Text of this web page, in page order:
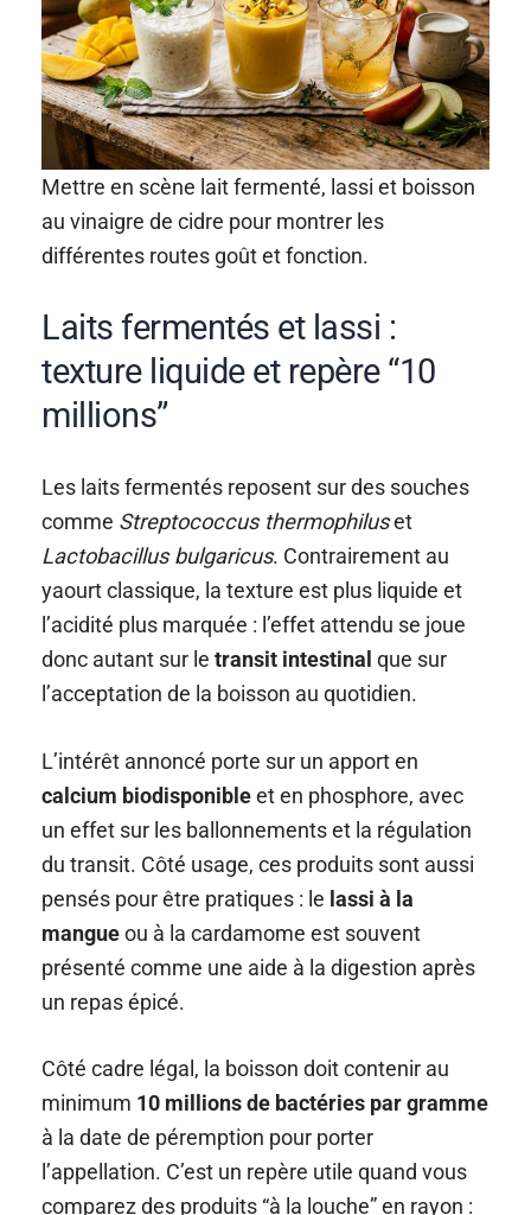
Mettre en scène lait fermenté, lassi et boisson
au vinaigre de cidre pour montrer les
différentes routes goût et fonction.
Laits fermentés et lassi :
texture liquide et repère “10
millions”
Les laits fermentés reposent sur des souches
comme Streptococcus thermophiluset
Lactobacillus bulgaricus. Contrairement au
yaourt classique, la texture est plus liquide et
l’acidité plus marquée : l’effet attendu se joue
donc autant sur letransit intestinal que sur
l’acceptation de la boisson au quotidien.
L’intérêt annoncé porte sur un apport en
calcium biodisponibleet en phosphore, avec
un effet sur les ballonnements et la régulation
du transit. Côté usage, ces produits sont aussi
pensés pour être pratiques : le lassi à la
mangueou à la cardamome est souvent
présenté comme une aide à la digestion après
un repas épicé.
Côté cadre légal, la boisson doit contenir au
minimum 10 millions de bactéries par gramme
à la date de péremption pour porter
l’appellation. C’est un repère utile quand vous
comparez des produits “à la louche” en rayon :